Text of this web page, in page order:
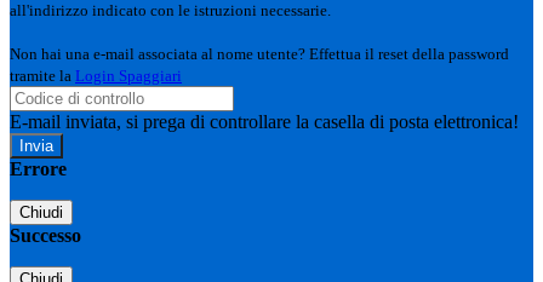
all'indirizzo indicato con le istruzioni necessarie.
Non hai una e-mail associata al nome utente? Effettua il reset della password
tramite la Login Spaggiari
E-mail inviata, si prega di controllare la casella di posta elettronica!
Errore
Chiudi
Successo